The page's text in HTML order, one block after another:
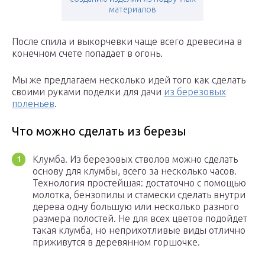
материалов
После спила и выкорчевки чаще всего древесина в
конечном счете попадает в огонь.
Мы же предлагаем несколько идей того как сделать
своими руками поделки для дачи из березовых
поленьев.
Что можно сделать из березы
Клумба. Из березовых стволов можно сделать
основу для клумбы, всего за несколько часов.
Технология простейшая: достаточно с помощью
молотка, бензопилы и стамески сделать внутри
дерева одну большую или несколько разного
размера полостей. Не для всех цветов подойдет
такая клумба, но неприхотливые виды отлично
приживутся в деревянном горшочке.